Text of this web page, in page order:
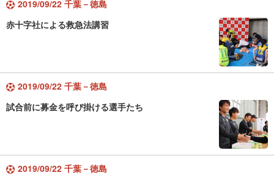
2019/09/22 千葉－徳島
赤十字社による救急法講習
2019/09/22 千葉－徳島
試合前に募金を呼び掛ける選手たち
2019/09/22 千葉－徳島